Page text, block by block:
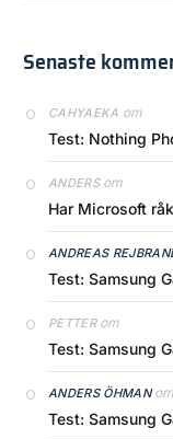
Senaste
CAHYAEKA om
Test: Nothing
ANDERSom
Har Microsoft
ANDREAS
Test: Samsung
PETTERom
Test: Samsung
ANDERS ÖHMANom
Test: Samsung